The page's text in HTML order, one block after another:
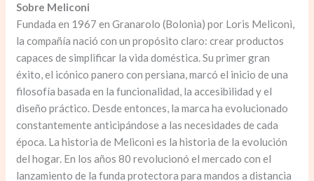
Sobre Meliconi
Fundada en 1967 en Granarolo (Bolonia) por Loris Meliconi,
la compañía nació con un propósito claro: crear productos
capaces de simplificar la vida doméstica. Su primer gran
éxito, el icónico panero con persiana, marcó el inicio de una
filosofía basada en la funcionalidad, la accesibilidad y el
diseño práctico. Desde entonces, la marca ha evolucionado
constantemente anticipándose a las necesidades de cada
época. La historia de Meliconi es la historia de la evolución
del hogar. En los años 80 revolucionó el mercado con el
lanzamiento de la funda protectora para mandos a distancia